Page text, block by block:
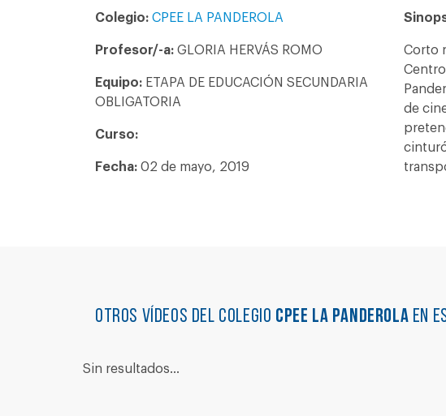
Colegio: CPEE LA PANDEROLA
Profesor/-a: GLORIA HERVÁS ROMO
Equipo: ETAPA DE EDUCACIÓN SECUNDARIA
OBLIGATORIA
Curso:
Fecha: 02 de mayo, 2019
Corto
de
Otros vídeos del colegio CPEE LA PANDEROLA en
Sin resultados...